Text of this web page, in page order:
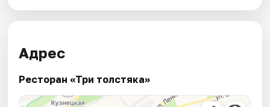
Адрес
Ресторан «Три толстяка»